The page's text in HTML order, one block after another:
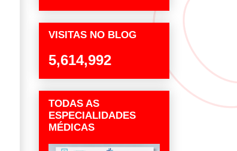
VISITAS NO BLOG
5,614,992
TODAS AS
ESPECIALIDADES
MÉDICAS